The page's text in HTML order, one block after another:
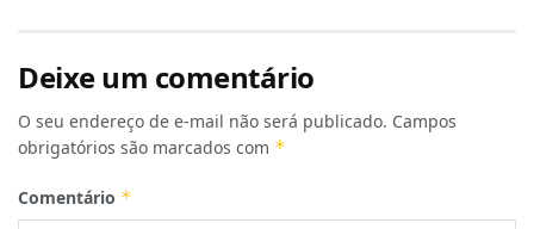
Deixe um comentário
O seu endereço de e-mail não será publicado. Campos
obrigatórios são marcados com *
Comentário *